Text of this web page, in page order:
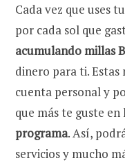
Cada vez que uses
por cada sol que
acumulando millas
dinero para ti. Estas
cuenta personal y
que más te guste en
programa. Así,
servicios y mucho